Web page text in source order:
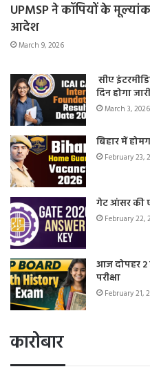
UPMSP ने कॉपियों के
आदेश
March 9, 2026
सीए
दिन होगा जारी
March 3, 2026
बिहार में
February 23,
गेट आंसर की
February 22,
आज दोपहर 2
परीक्षा
February 21,
कारोबार